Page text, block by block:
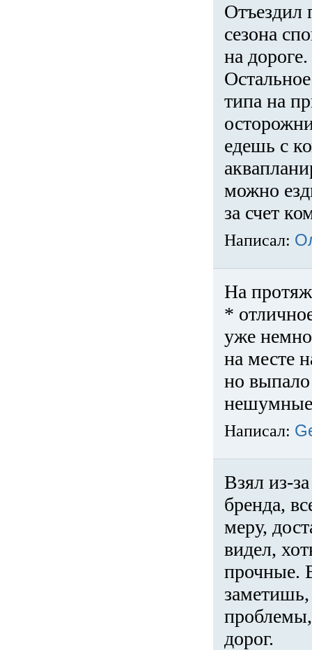
Отъездил
сезона
на
типа на
едешь с
можно
за счет
Написал:
На
*
уже
на месте
но
нешумные
Написал:
Взял из-
бренда,
меру,
видел,
прочные.
проблемы,
дорог.